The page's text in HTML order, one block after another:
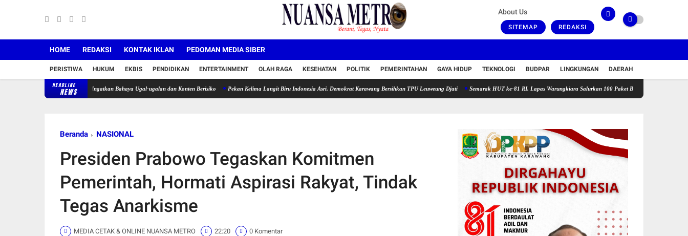
About Us
SITEMAP REDAKSI
HOME REDAKSI KONTAK IKLAN PEDOMAN MEDIA SIBER
PERISTIWA HUKUM EKBIS PENDIDIKAN ENTERTAINMENT OLAH RAGA KESEHATAN POLITIK PEMERINTAHAN GAYA HIDUP TEKNOLOGI BUDPAR LINGKUNGAN DAERAH
HEADLINE
NEWS
Pengendara Motor, Ingatkan Bahaya Ugal-ugalan dan Konten Berisiko Pekan Kelima Langit Biru Indonesia Asri, Demokrat Karawang Bersihkan TPU Leuweung Djati Semarak HUT ke-81 RI, Lapas Warungkiara Salurkan 100 Paket Bansos dan Gelar Cek Kesehatan
Beranda NASIONAL
Presiden Prabowo Tegaskan Komitmen
Pemerintah, Hormati Aspirasi Rakyat, Tindak
Tegas Anarkisme
MEDIA CETAK & ONLINE NUANSA METRO 22:20 0 Komentar